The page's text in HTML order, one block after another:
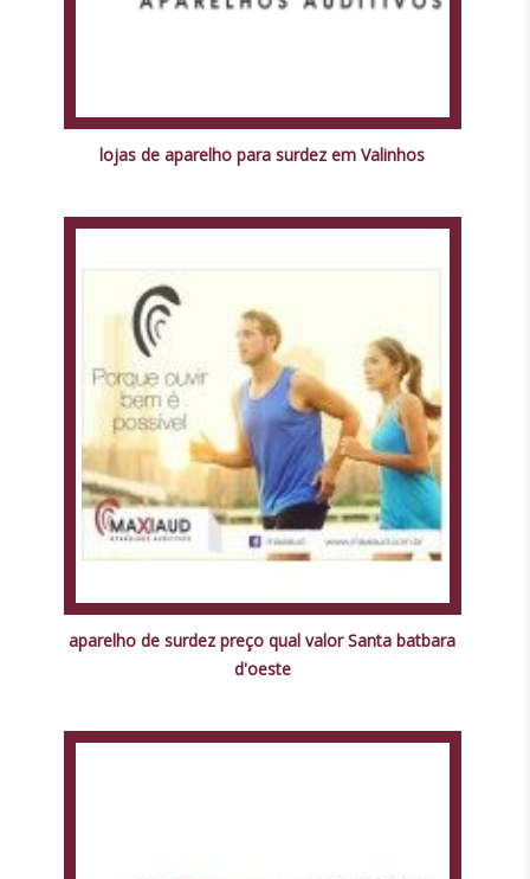
lojas de aparelho para surdez em Valinhos
aparelho de surdez preço qual valor Santa batbara
d'oeste